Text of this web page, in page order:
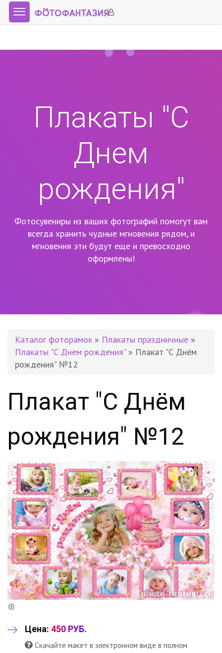
Плакаты "С
Днем
рождения"
Фотосувениры из ваших фотографий помогут вам
всегда хранить чудные мгновения рядом, и
мгновения эти будут еще и превосходно
оформлены!
Каталог фоторамок » Плакаты праздничные »
Плакаты "С Днем рождения"» Плакат "С Днём
рождения" №12
Плакат "С Днём
рождения" №12
Цена: 450 РУБ.
Скачайте макет в электронном виде в полном